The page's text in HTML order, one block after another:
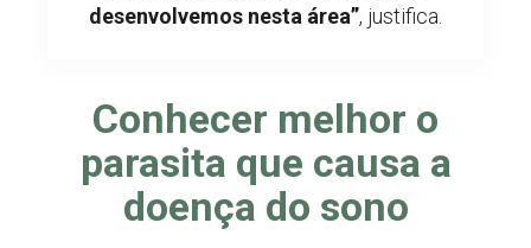
desenvolvemos nesta área”, justifica.
Conhecer melhor o
parasita que causa a
doença do sono